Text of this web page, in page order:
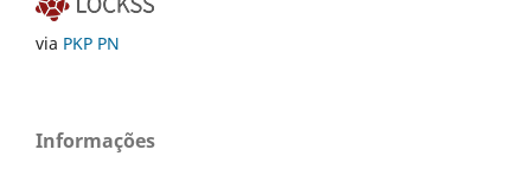
via PKP PN
Informações